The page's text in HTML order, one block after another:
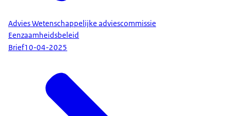
Advies Wetenschappelijke adviescommissie
Eenzaamheidsbeleid
Brief10-04-2025